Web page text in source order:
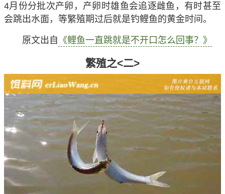
4月份分批次产卵，产卵时雄鱼会追逐雌鱼，有时甚至
会跳出水面，等繁殖期过后就是钓鲤鱼的黄金时间。
原文出自 《鲤鱼一直跳就是不开口怎么回事？》
繁殖之<二>